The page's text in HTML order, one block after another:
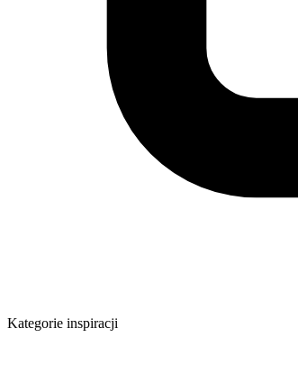
Kategorie inspiracji